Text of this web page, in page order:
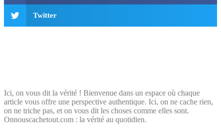
Twitter
Ici, on vous dit la vérité ! Bienvenue dans un espace où chaque
article vous offre une perspective authentique. Ici, on ne cache rien,
on ne triche pas, et on vous dit les choses comme elles sont.
Onnouscachetout.com : la vérité au quotidien.